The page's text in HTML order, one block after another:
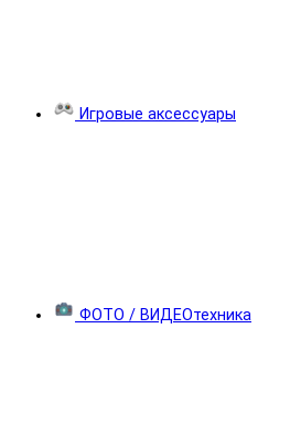
Игровые аксессуары
ФОТО / ВИДЕОтехника